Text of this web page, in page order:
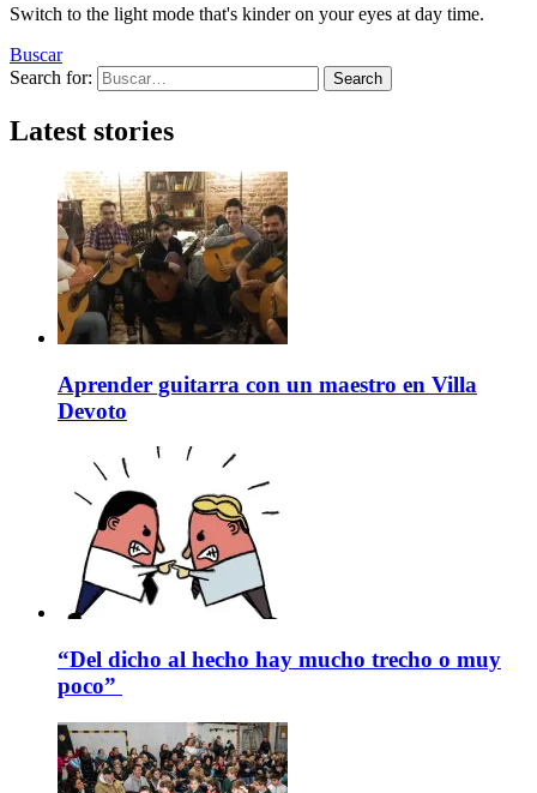
Switch to the light mode that's kinder on your eyes at day time.
Buscar
Search for:
Search
Latest stories
Aprender guitarra con un maestro en Villa
Devoto
“Del dicho al hecho hay mucho trecho o muy
poco”